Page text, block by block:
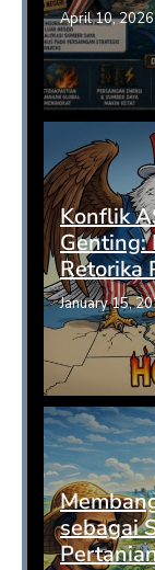
April 10, 2026
Konflik
Genting:
Retorika
January 15,
sebagai